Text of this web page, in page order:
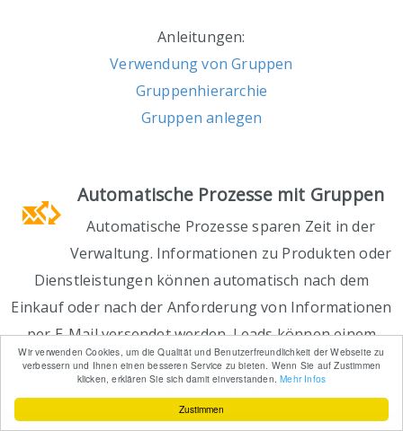
Zustimmen
Wir verwenden Cookies, um die Qualität und Benutzerfreundlichkeit der Webseite zu
verbessern und Ihnen einen besseren Service zu bieten. Wenn Sie auf Zustimmen
klicken, erklären Sie sich damit einverstanden.Mehr Infos
Anleitungen:
Verwendung von Gruppen
Gruppenhierarchie
Gruppen anlegen
Automatische Prozesse mit Gruppen
Automatische Prozesse sparen Zeit in der
Verwaltung. Informationen zu Produkten oder
Dienstleistungen können automatisch nach dem
Einkauf oder nach der Anforderung von Informationen
per E-Mail versendet werden. Leads können einem
Projekt hinzugefügt werden - usw.:
Automatische Prozesse